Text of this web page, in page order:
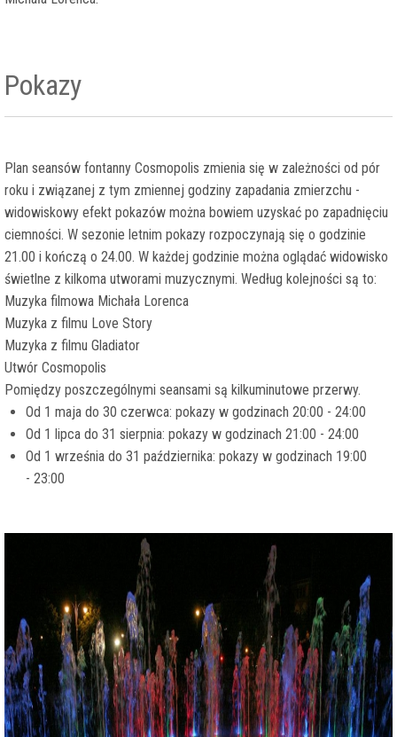
Pokazy
Plan seansów fontanny Cosmopolis zmienia się w zależności od pór
roku i związanej z tym zmiennej godziny zapadania zmierzchu -
widowiskowy efekt pokazów można bowiem uzyskać po zapadnięciu
ciemności. W sezonie letnim pokazy rozpoczynają się o godzinie
21.00 i kończą o 24.00. W każdej godzinie można oglądać widowisko
świetlne z kilkoma utworami muzycznymi. Według kolejności są to:
Muzyka filmowa Michała Lorenca
Muzyka z filmu Love Story
Muzyka z filmu Gladiator
Utwór Cosmopolis
Pomiędzy poszczególnymi seansami są kilkuminutowe przerwy.
Od 1 maja do 30 czerwca: pokazy w godzinach 20:00 - 24:00
Od 1 lipca do 31 sierpnia: pokazy w godzinach 21:00 - 24:00
Od 1 września do 31 października: pokazy w godzinach 19:00
- 23:00